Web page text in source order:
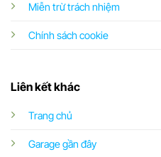
Miễn trừ trách nhiệm
Chính sách cookie
Liên kết khác
Trang chủ
Garage gần đây